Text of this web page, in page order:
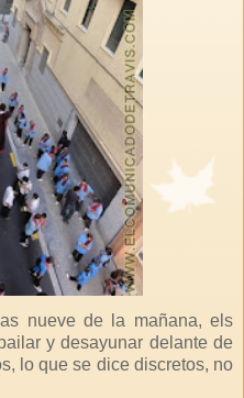
nueve de la mañana, els
y desayunar delante de
lo que se dice discretos, no